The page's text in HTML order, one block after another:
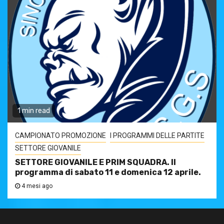
1 min read
CAMPIONATO PROMOZIONE
I PROGRAMMI DELLE PARTITE
SETTORE GIOVANILE
SETTORE GIOVANILE E PRIM SQUADRA. Il
programma di sabato 11 e domenica 12 aprile.
4 mesi ago